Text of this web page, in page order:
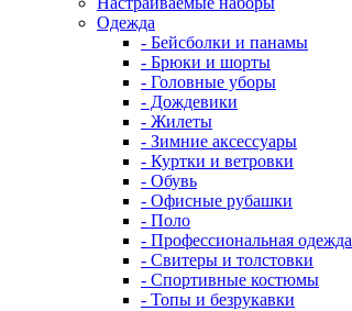
Одежда
- Бейсболки и панамы
- Брюки и шорты
- Головные уборы
- Дождевики
- Жилеты
- Зимние аксессуары
- Куртки и ветровки
- Обувь
- Офисные рубашки
- Поло
- Профессиональная одежда
- Свитеры и толстовки
- Спортивные костюмы
- Топы и безрукавки